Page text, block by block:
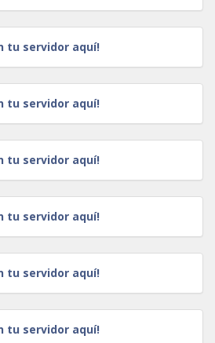
tu servidor aquí!
tu servidor aquí!
tu servidor aquí!
tu servidor aquí!
tu servidor aquí!
tu servidor aquí!